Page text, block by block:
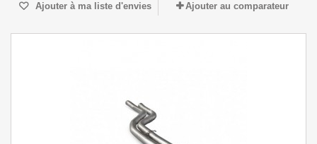
Ajouter à ma liste d'envies Ajouter au comparateur